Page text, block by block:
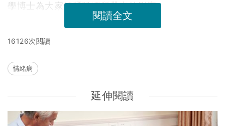
學博士為大家解釋孤獨所帶來的影響。
閱讀全文
16126次閱讀
情緒病
延伸閱讀